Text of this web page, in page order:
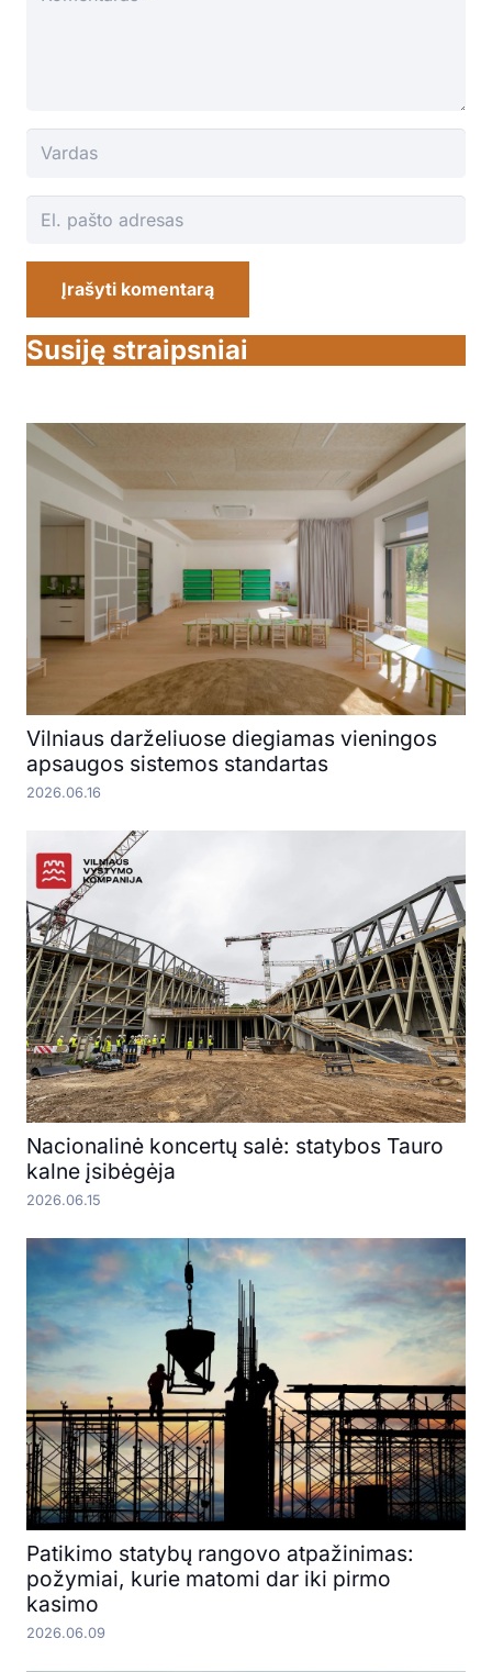
Įrašyti komentarą
Susiję straipsniai
Vilniaus darželiuose diegiamas vieningos
apsaugos sistemos standartas
2026.06.16
Nacionalinė koncertų salė: statybos Tauro
kalne įsibėgėja
2026.06.15
Patikimo statybų rangovo atpažinimas:
požymiai, kurie matomi dar iki pirmo
kasimo
2026.06.09